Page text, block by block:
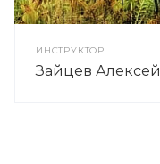
ИНСТРУКТОР
Зайцев Алексей